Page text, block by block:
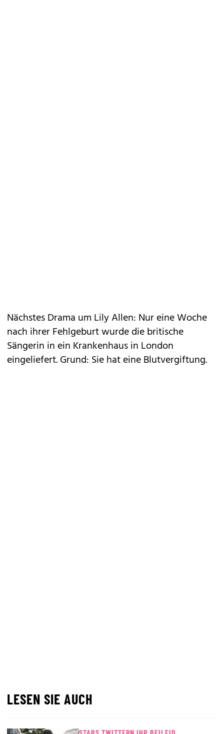
Nächstes Drama um Lily Allen: Nur eine Woche
nach ihrer Fehlgeburt wurde die britische
Sängerin in ein Krankenhaus in London
eingeliefert. Grund: Sie hat eine Blutvergiftung.
LESEN SIE AUCH